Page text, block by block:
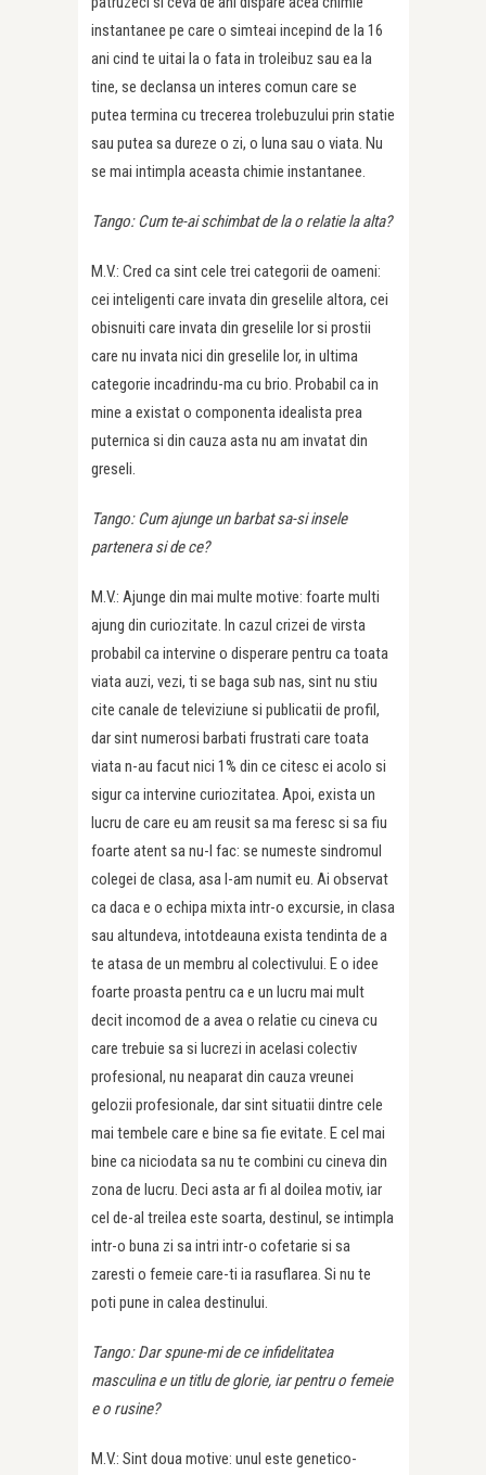
instantanee pe care o simteai incepind de la 16
ani cind te uitai la o fata in troleibuz sau ea la
tine, se declansa un interes comun care se
putea termina cu trecerea trolebuzului prin statie
sau putea sa dureze o zi, o luna sau o viata. Nu
se mai intimpla aceasta chimie instantanee.
Tango: Cum te-ai schimbat de la o relatie la alta?
M.V.: Cred ca sint cele trei categorii de oameni:
cei inteligenti care invata din greselile altora, cei
obisnuiti care invata din greselile lor si prostii
care nu invata nici din greselile lor, in ultima
categorie incadrindu-ma cu brio. Probabil ca in
mine a existat o componenta idealista prea
puternica si din cauza asta nu am invatat din
greseli.
Tango: Cum ajunge un barbat sa-si insele
partenera si de ce?
M.V.: Ajunge din mai multe motive: foarte multi
ajung din curiozitate. In cazul crizei de virsta
probabil ca intervine o disperare pentru ca toata
viata auzi, vezi, ti se baga sub nas, sint nu stiu
cite canale de televiziune si publicatii de profil,
dar sint numerosi barbati frustrati care toata
viata n-au facut nici 1% din ce citesc ei acolo si
sigur ca intervine curiozitatea. Apoi, exista un
lucru de care eu am reusit sa ma feresc si sa fiu
foarte atent sa nu-l fac: se numeste sindromul
colegei de clasa, asa l-am numit eu. Ai observat
ca daca e o echipa mixta intr-o excursie, in clasa
sau altundeva, intotdeauna exista tendinta de a
te atasa de un membru al colectivului. E o idee
foarte proasta pentru ca e un lucru mai mult
decit incomod de a avea o relatie cu cineva cu
care trebuie sa si lucrezi in acelasi colectiv
profesional, nu neaparat din cauza vreunei
gelozii profesionale, dar sint situatii dintre cele
mai tembele care e bine sa fie evitate. E cel mai
bine ca niciodata sa nu te combini cu cineva din
zona de lucru. Deci asta ar fi al doilea motiv, iar
cel de-al treilea este soarta, destinul, se intimpla
intr-o buna zi sa intri intr-o cofetarie si sa
zaresti o femeie care-ti ia rasuflarea. Si nu te
poti pune in calea destinului.
Tango: Dar spune-mi de ce infidelitatea
masculina e un titlu de glorie, iar pentru o femeie
e o rusine?
M.V.: Sint doua motive: unul este genetico-